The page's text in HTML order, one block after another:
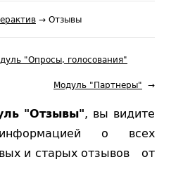
→ Отзывы
"Опросы, голосования"
Модуль "Партнеры"
"Отзывы", вы видите
о всех
и старых отзывов ­ от